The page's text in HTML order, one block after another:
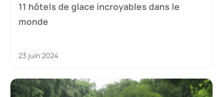
11 hôtels de glace incroyables dans le
monde
23 juin 2024